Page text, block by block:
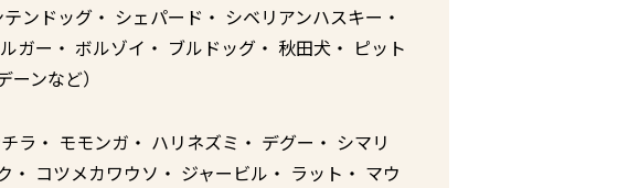
ンドッグ・ シェパード・ シベリアンハスキー・
ガー・ ボルゾイ・ ブルドッグ・ 秋田犬・ ピット
ンなど）
ラ・ モモンガ・ ハリネズミ・ デグー・ シマリ
コツメカワウソ・ ジャービル・ ラット・ マウ